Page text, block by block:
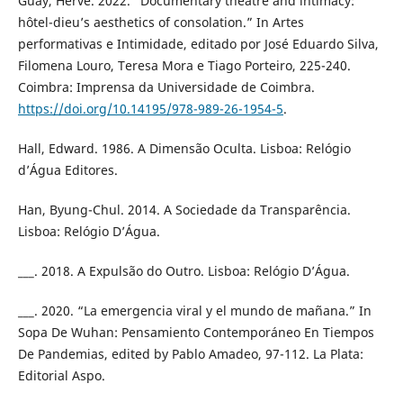
hôtel-dieu’s aesthetics of consolation.” In Artes
performativas e Intimidade, editado por José Eduardo Silva,
Filomena Louro, Teresa Mora e Tiago Porteiro, 225-240.
Coimbra: Imprensa da Universidade de Coimbra.
https://doi.org/10.14195/978-989-26-1954-5.
Hall, Edward. 1986. A Dimensão Oculta. Lisboa: Relógio
d’Água Editores.
Han, Byung-Chul. 2014. A Sociedade da Transparência.
Lisboa: Relógio D’Água.
___. 2018. A Expulsão do Outro. Lisboa: Relógio D’Água.
___. 2020. “La emergencia viral y el mundo de mañana.” In
Sopa De Wuhan: Pensamiento Contemporáneo En Tiempos
De Pandemias, edited by Pablo Amadeo, 97-112. La Plata:
Editorial Aspo.